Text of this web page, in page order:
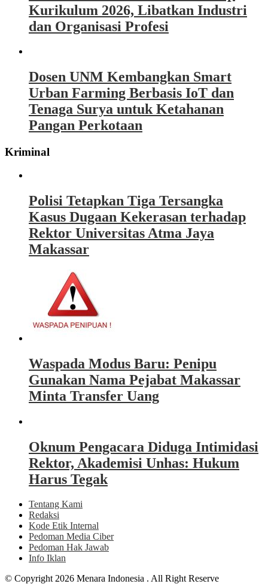
Kurikulum 2026, Libatkan Industri
dan Organisasi Profesi
Dosen UNM Kembangkan Smart
Urban Farming Berbasis IoT dan
Tenaga Surya untuk Ketahanan
Pangan Perkotaan
Kriminal
Polisi Tetapkan Tiga Tersangka
Kasus Dugaan Kekerasan terhadap
Rektor Universitas Atma Jaya
Makassar
Waspada Modus Baru: Penipu
Gunakan Nama Pejabat Makassar
Minta Transfer Uang
Oknum Pengacara Diduga Intimidasi
Rektor, Akademisi Unhas: Hukum
Harus Tegak
Tentang Kami
Redaksi
Kode Etik Internal
Pedoman Media Ciber
Pedoman Hak Jawab
Info Iklan
© Copyright 2026 Menara Indonesia . All Right Reserve